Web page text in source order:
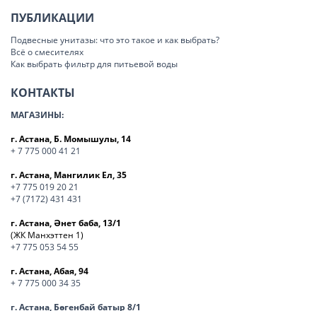
ПУБЛИКАЦИИ
Подвесные унитазы: что это такое и как выбрать?
Всё о смесителях
Как выбрать фильтр для питьевой воды
КОНТАКТЫ
МАГАЗИНЫ:
г. Астана, Б. Момышулы, 14
+ 7 775 000 41 21
г. Астана, Мангилик Ел, 35
+7 775 019 20 21
+7 (7172) 431 431
г. Астана, Әнет баба, 13/1
(ЖК Манхэттен 1)
+7 775 053 54 55
г. Астана, Абая, 94
+ 7 775 000 34 35
г. Астана, Бөгенбай батыр 8/1